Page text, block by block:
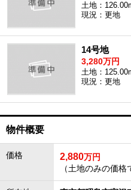
土地：
現況：更地
14号地
3,280万円
土地：
現況：更地
物件概要
価格 2,880万円
（土地のみの価格